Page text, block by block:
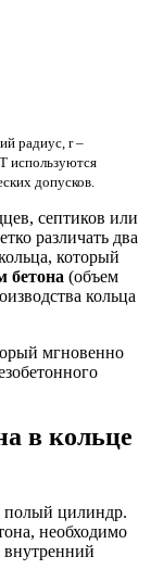
радиус, r –
используются
допусков.
септиков или
различать два
который
бетона (объем
кольца
мгновенно
в кольце
полый цилиндр.
необходимо
внутренний